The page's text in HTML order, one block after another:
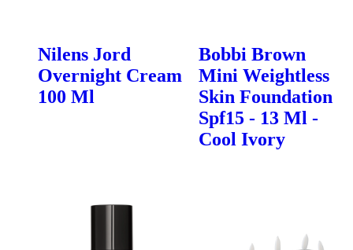
Nilens Jord
Overnight Cream
100 Ml
Bobbi Brown
Mini Weightless
Skin Foundation
Spf15 - 13 Ml -
Cool Ivory